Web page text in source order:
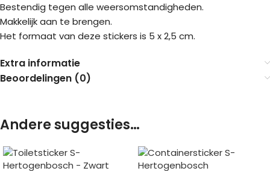
Bestendig tegen alle weersomstandigheden.
Makkelijk aan te brengen.
Het formaat van deze stickers is 5 x 2,5 cm.
Extra informatie
Beoordelingen (0)
Andere suggesties…